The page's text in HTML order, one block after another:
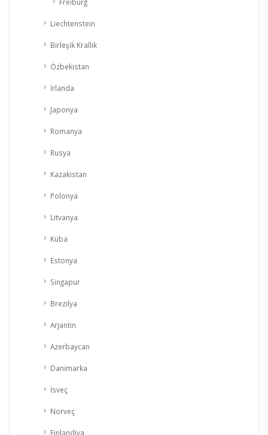
Liechtenstein
Birleşik Krallık
Özbekistan
İrlanda
Japonya
Romanya
Rusya
Kazakistan
Polonya
Litvanya
Küba
Estonya
Singapur
Brezilya
Arjantin
Azerbaycan
Danimarka
İsveç
Norveç
Finlandiya